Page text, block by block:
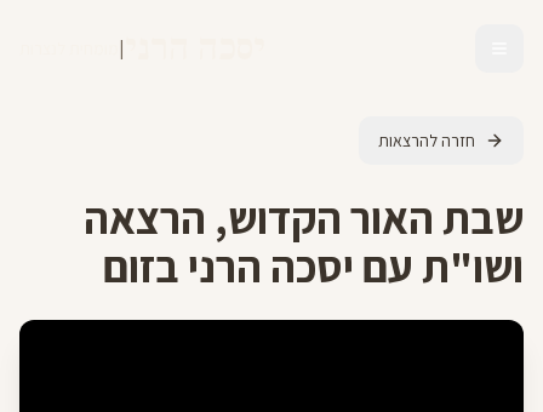
|
חזרה להרצאות
שבת האור הקדוש, הרצאה
ושו"ת עם יסכה הרני בזום